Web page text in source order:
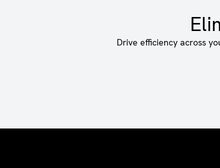
Drive efficiency across